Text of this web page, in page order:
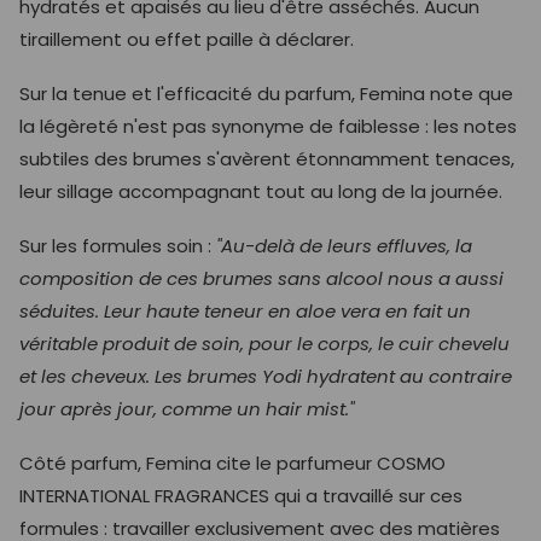
hydratés et apaisés au lieu d'être asséchés. Aucun
tiraillement ou effet paille à déclarer.
Sur la tenue et l'efficacité du parfum, Femina note que
la légèreté n'est pas synonyme de faiblesse : les notes
subtiles des brumes s'avèrent étonnamment tenaces,
leur sillage accompagnant tout au long de la journée.
Sur les formules soin : "Au-delà de leurs effluves, la
composition de ces brumes sans alcool nous a aussi
séduites. Leur haute teneur en aloe vera en fait un
véritable produit de soin, pour le corps, le cuir chevelu
et les cheveux. Les brumes Yodi hydratent au contraire
jour après jour, comme un hair mist."
Côté parfum, Femina cite le parfumeur COSMO
INTERNATIONAL FRAGRANCES qui a travaillé sur ces
formules : travailler exclusivement avec des matières